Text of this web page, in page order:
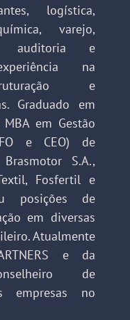
logística,
varejo,
auditoria e
na
e
Graduado em
em Gestão
e CEO) de
S.A.,
Fosfertil e
posições de
em diversas
Atualmente
e da
de
empresas no